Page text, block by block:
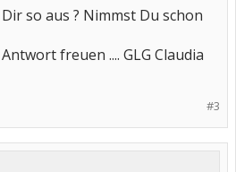
so aus ? Nimmst Du schon
freuen .... GLG Claudia
#3